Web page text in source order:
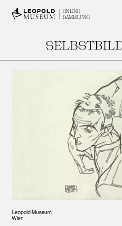
ONLINE
SAMMLUNG
Leopold Museum,
Wien